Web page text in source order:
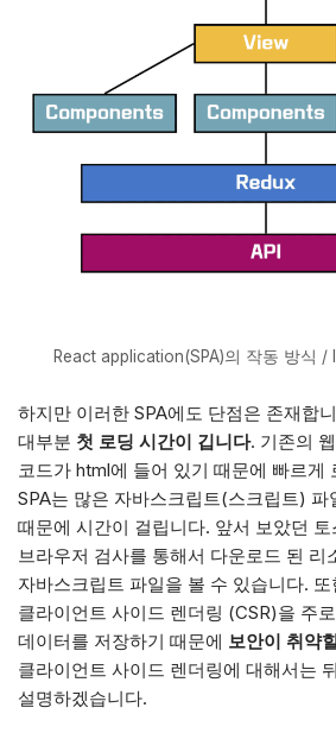
React application(SPA)의 작동 방식 /
하지만 이러한 SPA에도 단점은 존재합
대부분 첫 로딩 시간이 깁니다. 기존의
코드가 html에 들어 있기 때문에 빠르게
SPA는 많은 자바스크립트(스크립트) 파
때문에 시간이 걸립니다. 앞서 보았던
브라우저 검사를 통해서 다운로드 된 리
자바스크립트 파일을 볼 수 있습니다.
클라이언트 사이드 렌더링 (CSR)을 주
데이터를 저장하기 때문에 보안이 취약
클라이언트 사이드 렌더링에 대해서는
설명하겠습니다.